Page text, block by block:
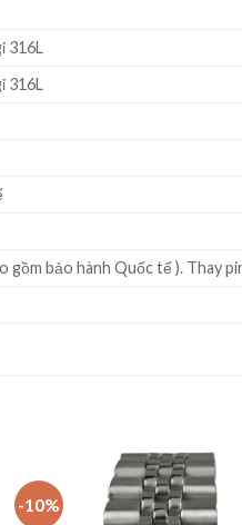
316L
316L
gồm bảo hành Quốc tế ). Thay
-10%